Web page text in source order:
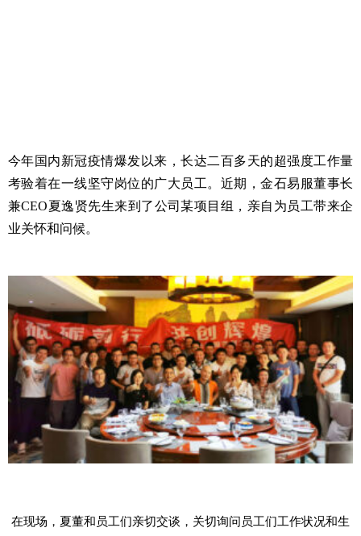
今年国内新冠疫情爆发以来，长达二百多天的超强度工作量
考验着在一线坚守岗位的广大员工。近期，金石易服董事长
兼CEO夏逸贤先生来到了公司某项目组，亲自为员工带来企
业关怀和问候。
在现场，夏董和员工们亲切交谈，关切询问员工们工作状况和生